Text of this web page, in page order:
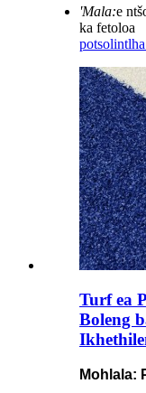
'Mala:e
ka fetoloa
potso
Turf ea
Boleng
Mohlala: